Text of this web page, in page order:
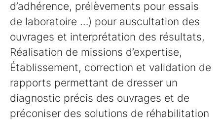
d’adhérence, prélèvements pour essais
de laboratoire …) pour auscultation des
ouvrages et interprétation des résultats,
Réalisation de missions d’expertise,
Établissement, correction et validation de
rapports permettant de dresser un
diagnostic précis des ouvrages et de
préconiser des solutions de réhabilitation